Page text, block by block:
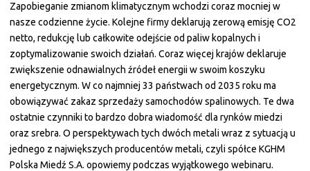
Zapobieganie zmianom klimatycznym wchodzi coraz mocniej w
nasze codzienne życie. Kolejne firmy deklarują zerową emisję CO2
netto, redukcję lub całkowite odejście od paliw kopalnych i
zoptymalizowanie swoich działań. Coraz więcej krajów deklaruje
zwiększenie odnawialnych źródeł energii w swoim koszyku
energetycznym. W co najmniej 33 państwach od 2035 roku ma
obowiązywać zakaz sprzedaży samochodów spalinowych. Te dwa
ostatnie czynniki to bardzo dobra wiadomość dla rynków miedzi
oraz srebra. O perspektywach tych dwóch metali wraz z sytuacją u
jednego z największych producentów metali, czyli spółce KGHM
Polska Miedź S.A. opowiemy podczas wyjątkowego webinaru.